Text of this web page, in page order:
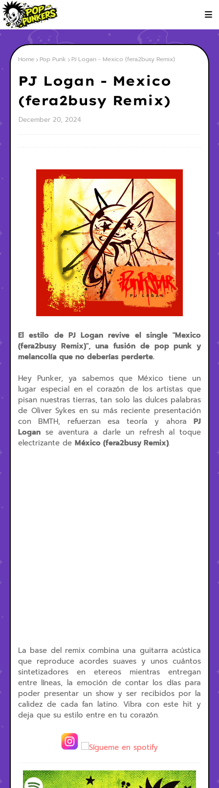
Home Pop Punk PJ Logan - Mexico (fera2busy Remix)
PJ Logan - Mexico
(fera2busy Remix)
December 20, 2024
El estilo de PJ Logan revive el single "Mexico
(fera2busy Remix)", una fusión de pop punk y
melancolía que no deberías perderte.
Hey Punker, ya sabemos que México tiene un
lugar especial en el corazón de los artistas que
pisan nuestras tierras, tan solo las dulces palabras
de Oliver Sykes en su más reciente presentación
con BMTH, refuerzan esa teoría y ahora PJ
Logan se aventura a darle un refresh al toque
electrizante de México (fera2busy Remix).
La base del remix combina una guitarra acústica
que reproduce acordes suaves y unos cuántos
sintetizadores en etereos mientras entregan
entre líneas, la emoción de contar los días para
poder presentar un show y ser recibidos por la
calidez de cada fan latino. Vibra con este hit y
deja que su estilo entre en tu corazón.